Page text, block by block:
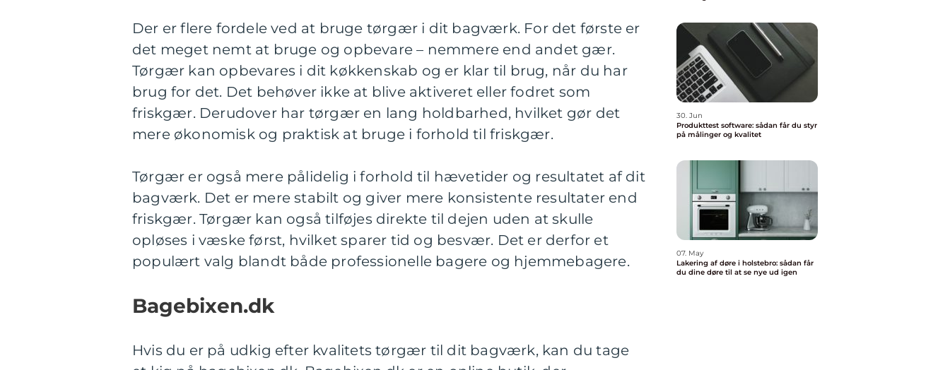
Der er flere fordele ved at bruge tørgær i dit bagværk. For det første er
det meget nemt at bruge og opbevare – nemmere end andet gær.
Tørgær kan opbevares i dit køkkenskab og er klar til brug, når du har
brug for det. Det behøver ikke at blive aktiveret eller fodret som
friskgær. Derudover har tørgær en lang holdbarhed, hvilket gør det
mere økonomisk og praktisk at bruge i forhold til friskgær.
Tørgær er også mere pålidelig i forhold til hævetider og resultatet af dit
bagværk. Det er mere stabilt og giver mere konsistente resultater end
friskgær. Tørgær kan også tilføjes direkte til dejen uden at skulle
opløses i væske først, hvilket sparer tid og besvær. Det er derfor et
populært valg blandt både professionelle bagere og hjemmebagere.
Bagebixen.dk
Hvis du er på udkig efter kvalitets tørgær til dit bagværk, kan du tage
30. Jun
Produkttest software: sådan får du styr
på målinger og kvalitet
07. May
Lakering af døre i holstebro: sådan får
du dine døre til at se nye ud igen